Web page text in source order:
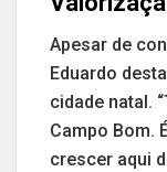
Apesar de
Eduardo
cidade natal.
Campo Bom.
crescer aqui